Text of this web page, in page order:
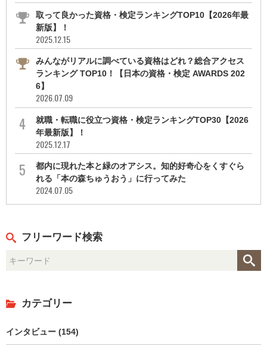
取って良かった資格・検定ランキングTOP10【2026年最
新版】！
2025.12.15
みんながリアルに調べている資格はどれ？総合アクセス
ランキング TOP10！【日本の資格・検定 AWARDS 202
6】
2026.07.09
就職・転職に役立つ資格・検定ランキングTOP30【2026
年最新版】！
2025.12.17
都内に現れた本と緑のオアシス。知的好奇心をくすぐら
れる「本の森ちゅうおう」に行ってみた
2024.07.05
フリーワード検索
カテゴリー
インタビュー (154)